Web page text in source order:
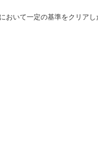
おいて一定の基準をクリアし